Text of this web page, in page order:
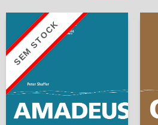
SEM STOCK
Afonso (trad.)